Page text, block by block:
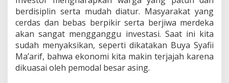
berdisiplin serta mudah diatur. Masyarakat yang
cerdas dan bebas berpikir serta berjiwa merdeka
akan sangat mengganggu investasi. Saat ini kita
sudah menyaksikan, seperti dikatakan Buya Syafii
Ma’arif, bahwa ekonomi kita makin terjajah karena
dikuasai oleh pemodal besar asing.